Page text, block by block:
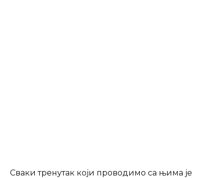
Сваки тренутак који проводимо са њима је